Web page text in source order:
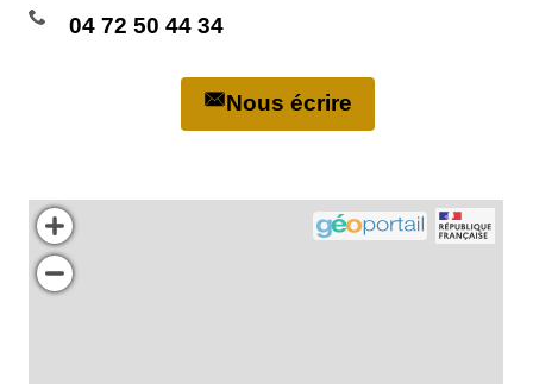
04 72 50 44 34
Nous écrire